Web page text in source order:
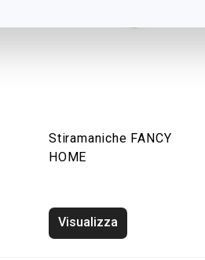
Stiramaniche FANCY
HOME
Visualizza